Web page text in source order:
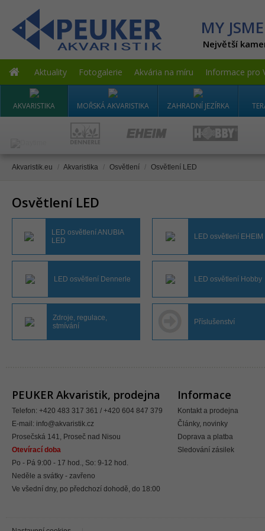
MY
Největší
Aktuality Fotogalerie Akvária na míru Informace pro
AKVARISTIKA MOŘSKÁ AKVARISTIKA ZAHRADNÍ JEZÍRKA
Akvaristik.eu / Akvaristika / Osvětlení / Osvětlení LED
Osvětlení LED
LED osvětlení ANUBIA
LED
LED osvětlení EHEIM
LED osvětlení Dennerle LED osvětlení Hobby
Zdroje, regulace,
stmívání
Příslušenství
PEUKER Akvaristik, prodejna
Telefon: +420 483 317 361 / +420 604 847 379
E-mail: info@akvaristik.cz
Prosečská 141, Proseč nad Nisou
Otevírací doba
Po - Pá 9:00 - 17 hod., So: 9-12 hod.
Neděle a svátky - zavřeno
Ve všední dny, po předchozí dohodě, do 18:00
Informace
Kontakt a prodejna
Články, novinky
Doprava a platba
Sledování zásilek